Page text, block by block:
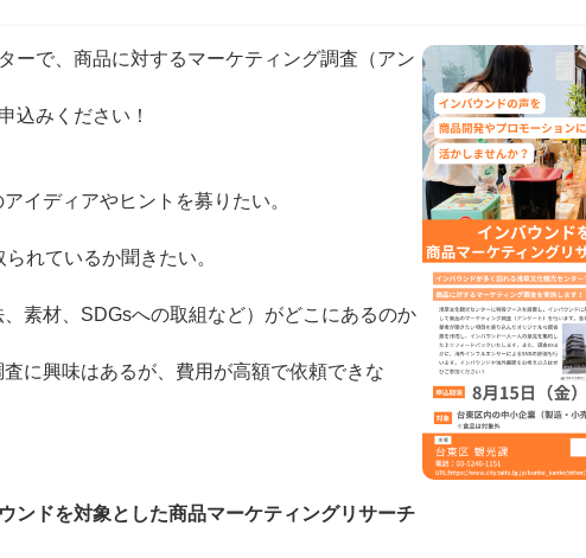
ーで、商品に対するマーケティング調査（アン
込みください！
イディアやヒントを募りたい。
れているか聞きたい。
素材、SDGsへの取組など）がどこにあるのか
に興味はあるが、費用が高額で依頼できな
ンドを対象とした商品マーケティングリサーチ